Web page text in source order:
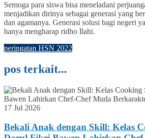
Semoga para siswa bisa meneladani
menjadikan dirinya sebagai generasi yang
dan agamanya. Generasi solusi bagi negeri
hanya mengharap ridho Ilahi.
peringatan HSN 2022
pos terkait...
17 Jul 2026
Bekali Anak dengan Skill: Kelas